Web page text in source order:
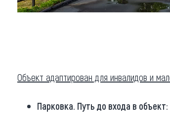
Обращения граждан
Объект адаптирован для инвалидов и
Парковка. Путь до входа в объект